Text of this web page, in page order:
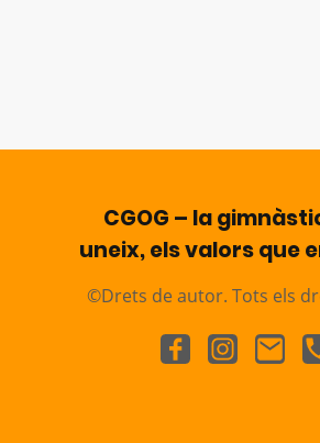
CGOG – la
uneix, els valors que
©Drets de autor. Tots els